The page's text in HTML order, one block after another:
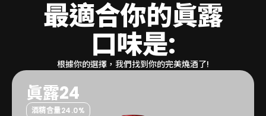
最適合你的眞露
口味是:
根據你的選擇，我們找到你的完美燒酒了!
眞露24
酒精含量24.0%